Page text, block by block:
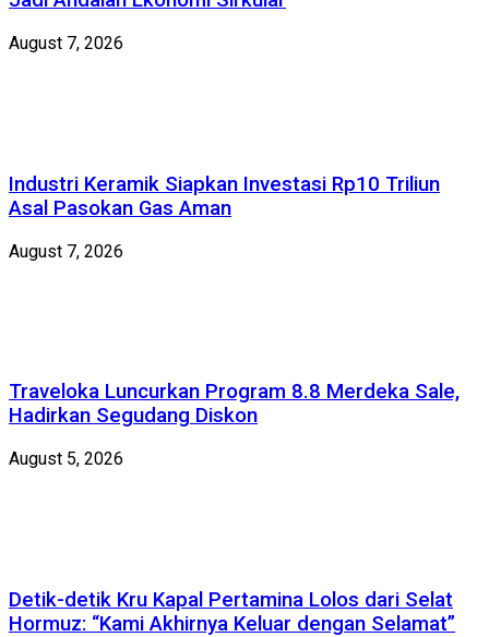
August 7, 2026
Industri Keramik Siapkan Investasi Rp10 Triliun
Asal Pasokan Gas Aman
August 7, 2026
Traveloka Luncurkan Program 8.8 Merdeka Sale,
Hadirkan Segudang Diskon
August 5, 2026
Detik-detik Kru Kapal Pertamina Lolos dari Selat
Hormuz: “Kami Akhirnya Keluar dengan Selamat”